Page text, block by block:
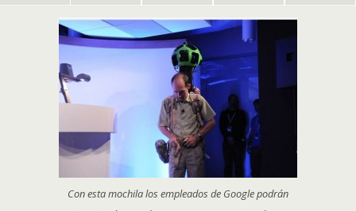
Con esta mochila los empleados de Google podrán